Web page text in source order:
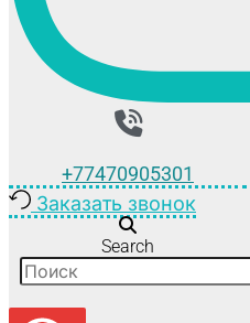
+77470905301
Заказать звонок
Search